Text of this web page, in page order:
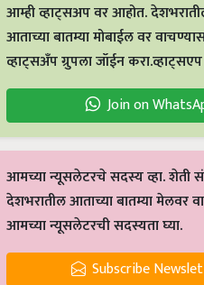
आम्ही व्हाट्सअप वर आहोत.
आताच्या बातम्या मोबाईल वर
व्हाट्सअँप ग्रुपला जॉईन
Join on
आमच्या न्यूसलेटरचे सदस्य व्हा. शेती
देशभरातील आताच्या बातम्या मेलवर
आमच्या न्यूसलेटरची सदस्यता घ्या.
Subscribe